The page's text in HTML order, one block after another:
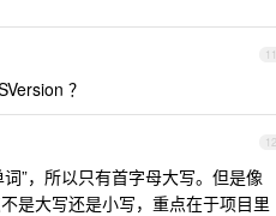
11
？
12
”，所以只有首字母大写。但是像
是大写还是小写，重点在于项目里